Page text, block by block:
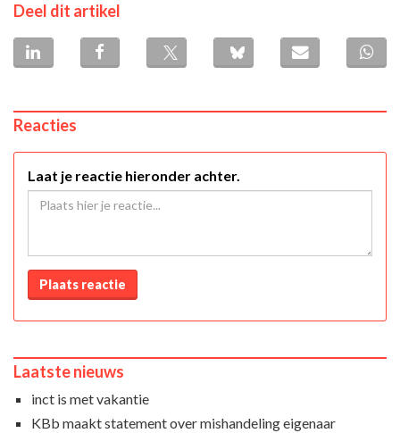
Deel dit artikel
Reacties
Laat je reactie hieronder achter.
Plaats reactie
Laatste nieuws
inct is met vakantie
KBb maakt statement over mishandeling eigenaar